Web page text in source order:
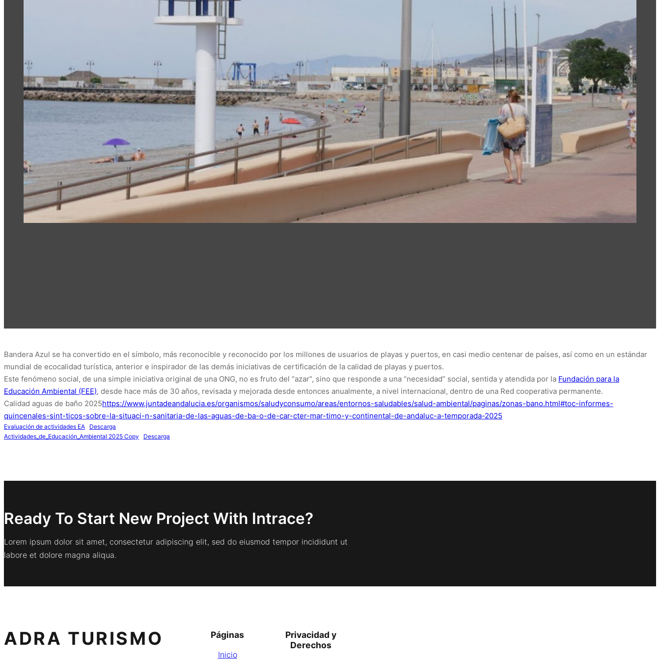
Bandera Azul se ha convertido en el símbolo, más reconocible y reconocido por los millones de usuarios de playas y puertos, en casi medio centenar de países, así como en un estándar
mundial de ecocalidad turística, anterior e inspirador de las demás iniciativas de certificación de la calidad de playas y puertos.
Este fenómeno social, de una simple iniciativa original de una ONG, no es fruto del “azar”, sino que responde a una “necesidad” social, sentida y atendida por la Fundación para la
Educación Ambiental (FEE), desde hace más de 30 años, revisada y mejorada desde entonces anualmente, a nivel internacional, dentro de una Red cooperativa permanente.
Calidad aguas de baño 2025https://www.juntadeandalucia.es/organismos/saludyconsumo/areas/entornos-saludables/salud-ambiental/paginas/zonas-bano.html#toc-informes-
quincenales-sint-ticos-sobre-la-situaci-n-sanitaria-de-las-aguas-de-ba-o-de-car-cter-mar-timo-y-continental-de-andaluc-a-temporada-2025
Evaluación de actividades EA
Descarga
Actividades_de_Educación_Ambiental 2025 Copy
Descarga
Ready To Start New Project With Intrace?
Lorem ipsum dolor sit amet, consectetur adipiscing elit, sed do eiusmod tempor incididunt ut
labore et dolore magna aliqua.
ADRA TURISMO Páginas
Inicio
Privacidad y
Derechos